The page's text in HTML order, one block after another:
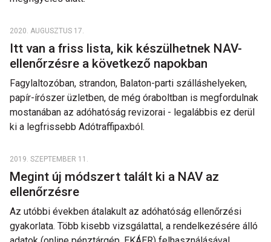
2020. AUGUSZTUS 17.
Itt van a friss lista, kik készülhetnek NAV-
ellenőrzésre a következő napokban
Fagylaltozóban, strandon, Balaton-parti szálláshelyeken,
papír-írószer üzletben, de még óraboltban is megfordulnak
mostanában az adóhatóság revizorai - legalábbis ez derül
ki a legfrissebb Adótraffipaxból.
2019. SZEPTEMBER 11.
Megint új módszert talált ki a NAV az
ellenőrzésre
Az utóbbi években átalakult az adóhatóság ellenőrzési
gyakorlata. Több kisebb vizsgálattal, a rendelkezésére álló